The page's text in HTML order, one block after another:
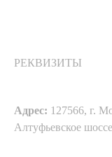
РЕКВИЗИТЫ
Адрес: 127566, г.
Алтуфьевское